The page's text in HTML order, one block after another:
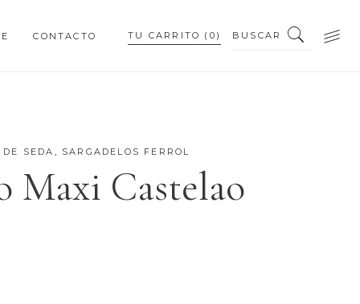
PEQUEÑOS DETALLES
CONTACTO TU CARRITO (0)
SEDA , SARGADELOS FERROL
Maxi Castelao